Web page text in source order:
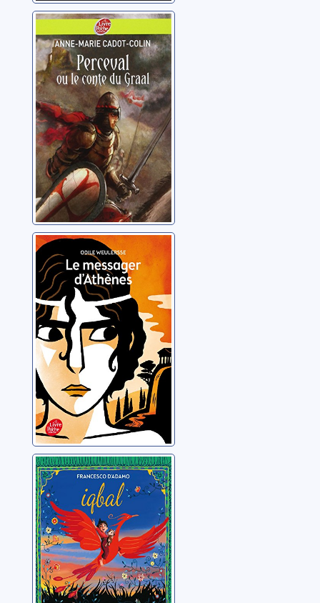
Perceval ou le
conte du Graal
Cadot-Colin, Anne-
Marie
Le messager
d'Athènes
Weulersse, Odile
Iqbal: un enfant
contre
l'esclavage
D'Adamo, Francesco